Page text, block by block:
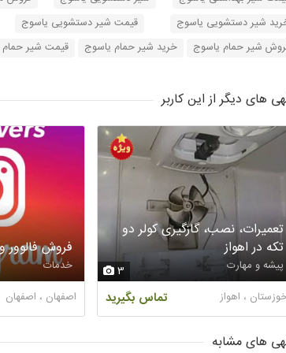
شیر دستشویی یاسوج
قیمت شیر دستشویی یاسوج
شیر حمام یاسوج
خرید شیر حمام یاسوج قیمت شیر
های دیگر از این کاربر
3
تعمیرات، نصب، گازگیری کولر دو
تکه در اهواز
پیشه و مهارت
تماس بگیرید ، اهواز
فروش فالوور
خدمات
اصفهان ، اصفهان
های مشابه